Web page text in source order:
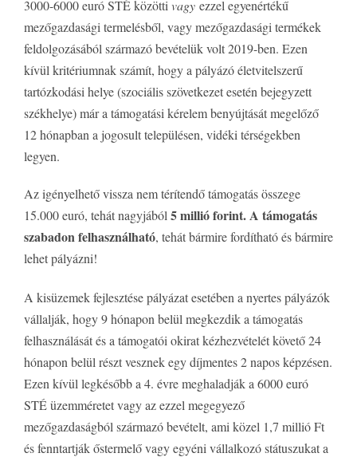
3000-6000 euró STÉ közötti vagy ezzel egyenértékű
mezőgazdasági termelésből, vagy mezőgazdasági termékek
feldolgozásából származó bevételük volt 2019-ben. Ezen
kívül kritériumnak számít, hogy a pályázó életvitelszerű
tartózkodási helye (szociális szövetkezet esetén bejegyzett
székhelye) már a támogatási kérelem benyújtását megelőző
12 hónapban a jogosult településen, vidéki térségekben
legyen.
Az igényelhető vissza nem térítendő támogatás összege
15.000 euró, tehát nagyjából 5 millió forint. A támogatás
szabadon felhasználható, tehát bármire fordítható és bármire
lehet pályázni!
A kisüzemek fejlesztése pályázat esetében a nyertes pályázók
vállalják, hogy 9 hónapon belül megkezdik a támogatás
felhasználását és a támogatói okirat kézhezvételét követő 24
hónapon belül részt vesznek egy díjmentes 2 napos képzésen.
Ezen kívül legkésőbb a 4. évre meghaladják a 6000 euró
STÉ üzemméretet vagy az ezzel megegyező
mezőgazdaságból származó bevételt, ami közel 1,7 millió Ft
és fenntartják őstermelő vagy egyéni vállalkozó státuszukat a